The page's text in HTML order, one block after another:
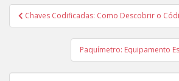
Navegação de artigos
Chaves Codificadas: Como Descobrir o
Paquímetro: Equipamento